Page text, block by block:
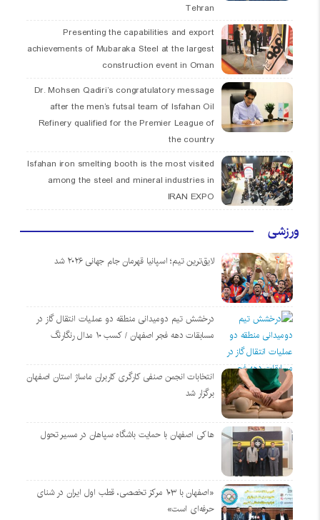
Tehran
Presenting the capabilities and export
achievements of Mubaraka Steel at the largest
construction event in Oman
Dr. Mohsen Qadiri’s congratulatory message
after the men’s futsal team of Isfahan Oil
Refinery qualified for the Premier League of
the country
Isfahan iron smelting booth is the most visited
among the steel and mineral industries in
IRAN EXPO
ورزشی
لایق‌ترین تیم؛ اسپانیا قهرمان جام جهانی ۲۰۲۶ شد
درخشش تیم دومیدانی منطقه دو عملیات انتقال گاز در
مسابقات دهه فجر اصفهان / کسب ۱۰ مدال رنگارنگ
انتخابات انجمن صنفی کارگری کاربران ماساژ استان اصفهان
برگزار شد
هاکی اصفهان با حمایت باشگاه سپاهان در مسیر تحول
«اصفهان با ۱۰۳ مرکز تخصصی، قطب اول ایران در شنای
حرفه‌ای است»